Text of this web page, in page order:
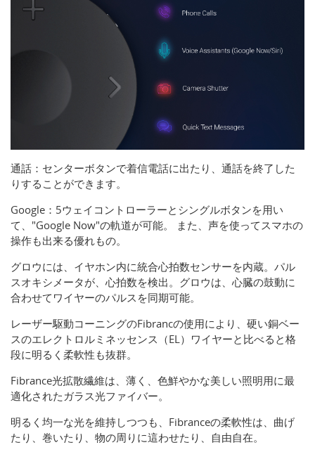
通話：センターボタンで着信電話に出たり、通話を終了した
りすることができます。
Google：5ウェイコントローラーとシングルボタンを用い
て、"Google Now"の軌道が可能。 また、声を使ってスマホの
操作も出来る優れもの。
グロウには、イヤホン内に統合心拍数センサーを内蔵。パル
スオキシメータが、心拍数を検出。グロウは、心臓の鼓動に
合わせてワイヤーのパルスを同期可能。
レーザー駆動コーニングのFibrancの使用により、硬い銅ベー
スのエレクトロルミネッセンス（EL）ワイヤーと比べると格
段に明るく柔軟性も抜群。
Fibrance光拡散繊維は、薄く、色鮮やかな美しい照明用に最
適化されたガラス光ファイバー。
明るく均一な光を維持しつつも、Fibranceの柔軟性は、曲げ
たり、巻いたり、物の周りに這わせたり、自由自在。